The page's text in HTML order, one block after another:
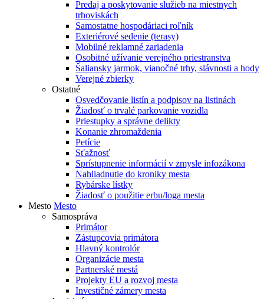
Predaj a poskytovanie služieb na miestnych
trhoviskách
Samostatne hospodáriaci roľník
Exteriérové sedenie (terasy)
Mobilné reklamné zariadenia
Osobitné užívanie verejného priestranstva
Šaliansky jarmok, vianočné trhy, slávnosti a hody
Verejné zbierky
Ostatné
Osvedčovanie listín a podpisov na listinách
Žiadosť o trvalé parkovanie vozidla
Priestupky a správne delikty
Konanie zhromaždenia
Petície
Sťažnosť
Sprístupnenie informácií v zmysle infozákona
Nahliadnutie do kroniky mesta
Rybárske lístky
Žiadosť o použitie erbu/loga mesta
Mesto Mesto
Samospráva
Primátor
Zástupcovia primátora
Hlavný kontrolór
Organizácie mesta
Partnerské mestá
Projekty EU a rozvoj mesta
Investičné zámery mesta